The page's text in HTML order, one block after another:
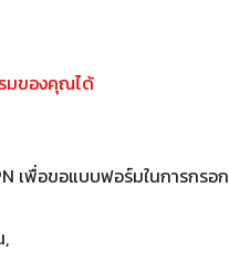
มของคุณได้
เพื่อขอแบบฟอร์มในการกรอก
,